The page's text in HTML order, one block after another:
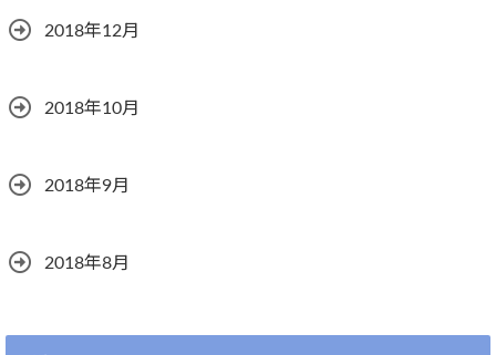
2018年12月
2018年10月
2018年9月
2018年8月